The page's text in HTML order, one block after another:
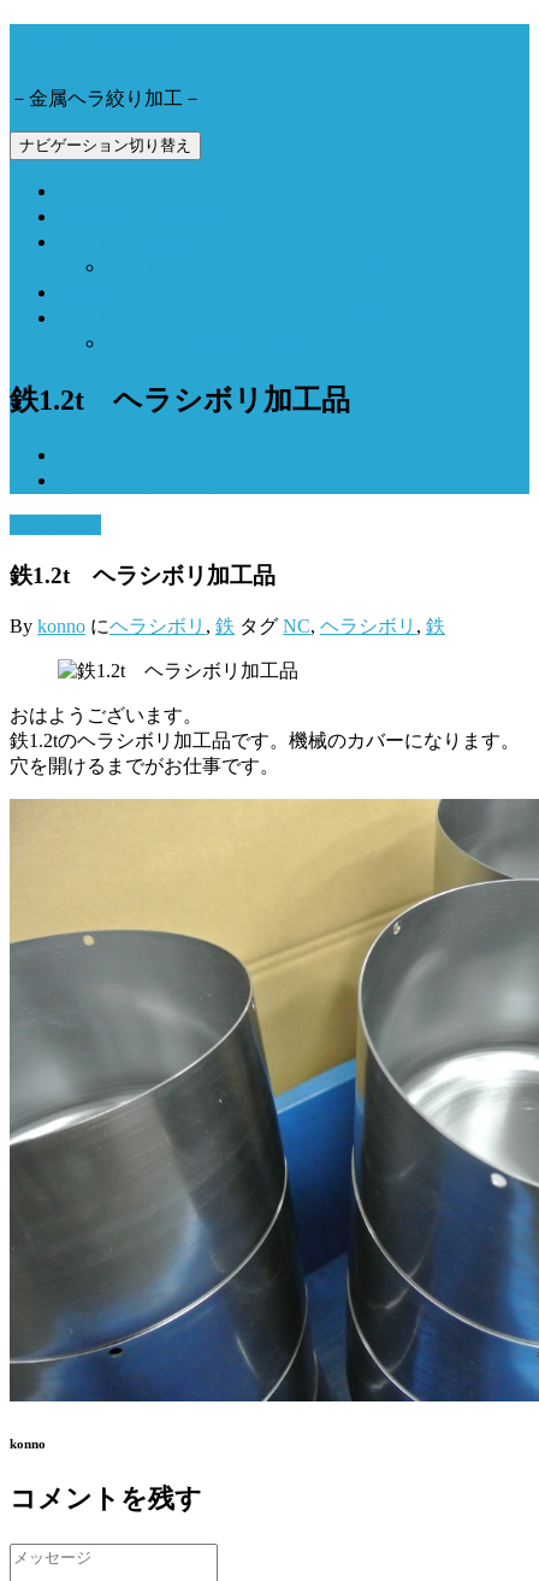
－金属ヘラ絞り加工－
ナビゲーション切り替え
鉄1.2t ヘラシボリ加工品
鉄1.2t ヘラシボリ加工品
By konno にヘラシボリ , 鉄 タグ NC, ヘラシボリ , 鉄
おはようございます。
鉄1.2tのヘラシボリ加工品です。機械のカバーになります。
穴を開けるまでがお仕事です。
konno
コメントを残す